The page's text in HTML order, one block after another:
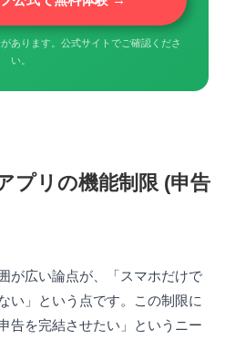
あります。公式サイトでご確認くださ
い。
プリの機能制限 (申告
が広い論点が、「スマホだけで
い」という点です。この制限に
告を完結させたい」というニー